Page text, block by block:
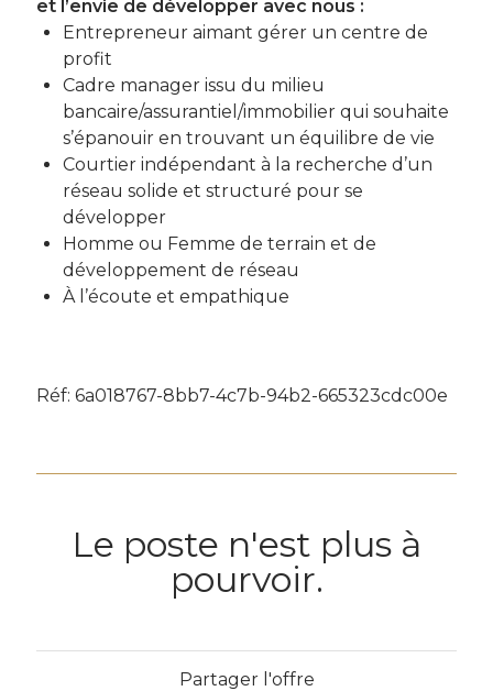
et l’envie de développer avec nous :
Entrepreneur aimant gérer un centre de
profit
Cadre manager issu du milieu
bancaire/assurantiel/immobilier qui souhaite
s’épanouir en trouvant un équilibre de vie
Courtier indépendant à la recherche d’un
réseau solide et structuré pour se
développer
Homme ou Femme de terrain et de
développement de réseau
À l’écoute et empathique
Réf: 6a018767-8bb7-4c7b-94b2-665323cdc00e
Le poste n'est plus à
pourvoir.
Partager l'offre